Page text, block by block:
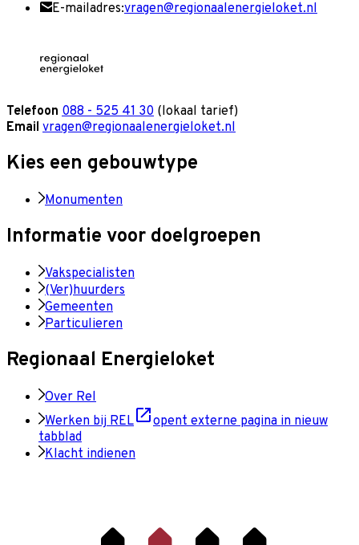
E-mailadres:vragen@regionaalenergieloket.nl
Telefoon 088 - 525 41 30 (lokaal tarief)
Email vragen@regionaalenergieloket.nl
Kies een gebouwtype
Monumenten
Informatie voor doelgroepen
Vakspecialisten
(Ver)huurders
Gemeenten
Particulieren
Regionaal Energieloket
Over Rel
Werken bij REL
opent externe pagina in nieuw
tabblad
Klacht indienen